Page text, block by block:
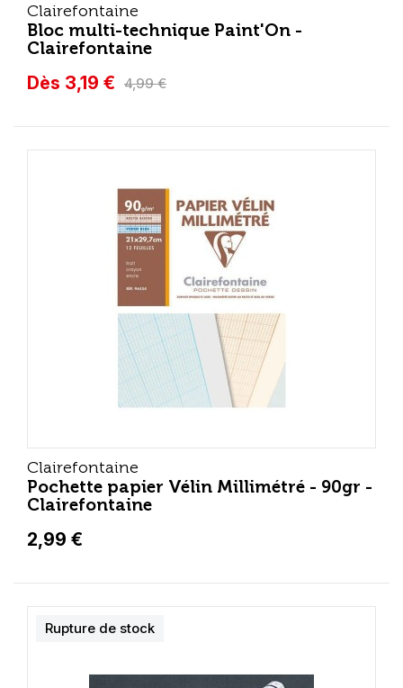
Clairefontaine
Bloc multi-technique Paint'On -
Clairefontaine
Dès 3,19 € 4,99 €
Clairefontaine
Pochette papier Vélin Millimétré - 90gr -
Clairefontaine
2,99 €
Rupture de stock